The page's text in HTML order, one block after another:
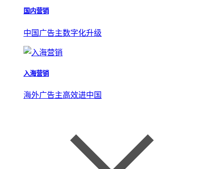
国内营销
中国广告主数字化升级
入海营销
海外广告主高效进中国